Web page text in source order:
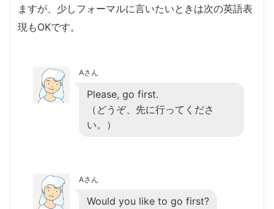
ますが、少しフォーマルに言いたいときは次の英語表
現もOKです。
Aさん
Please, go first.
（どうぞ、先に行ってくださ
い。）
Aさん
Would you like to go first?